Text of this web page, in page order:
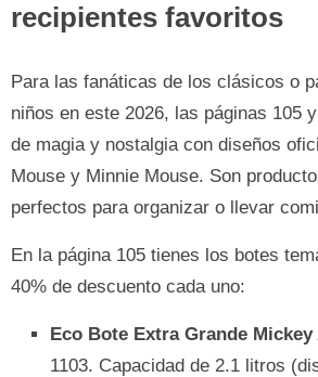
recipientes favoritos
Para las fanáticas de los clásicos o
niños en este 2026, las páginas 105
de magia y nostalgia con diseños
Mouse y Minnie Mouse. Son
perfectos para organizar o llevar
En la página 105 tienes los botes
40% de descuento cada uno:
Eco Bote Extra Grande Mickey
1103. Capacidad de 2.1 litros